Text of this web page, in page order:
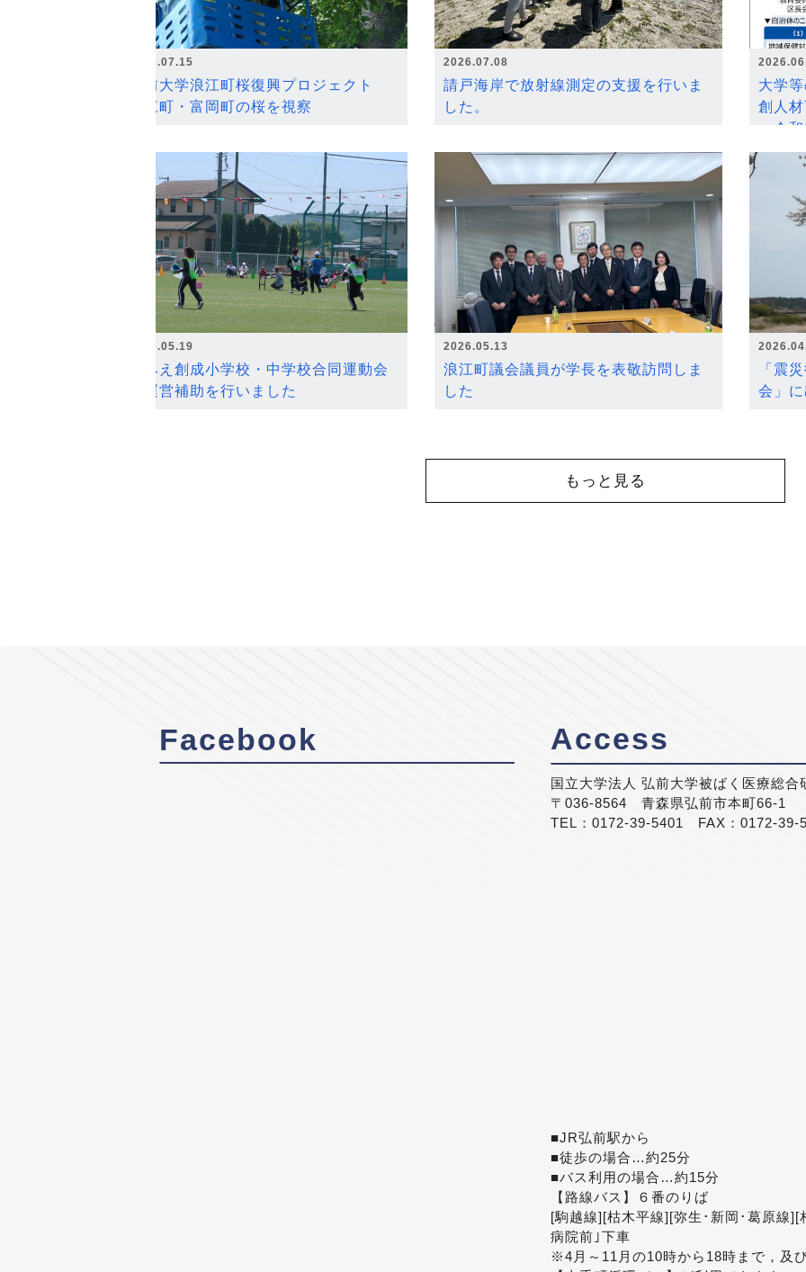
2026.07.15
弘前大学浪江町桜復興プロジェクト
浪江町・富岡町の桜を視察
2026.07.08
請戸海岸で放射線測定の支援を行いま
した。
大学
創人
～令
2026.05.19
なみえ創成小学校・中学校合同運動会
の運営補助を行いました
2026.05.13
浪江町議会議員が学長を表敬訪問しま
した
「震
会」
もっと見る
Facebook Access
国立大学法人 弘前大学被ばく医療総合
〒036-8564 青森県弘前市本町66-1
TEL：0172-39-5401 FAX：0172-39-
■JR弘前駅から
■徒歩の場合…約25分
■バス利用の場合…約15分
【路線バス】６番のりば
[駒越線][枯木平線][弥生･新岡･葛原線
病院前｣下車
※4月～11月の10時から18時まで，及